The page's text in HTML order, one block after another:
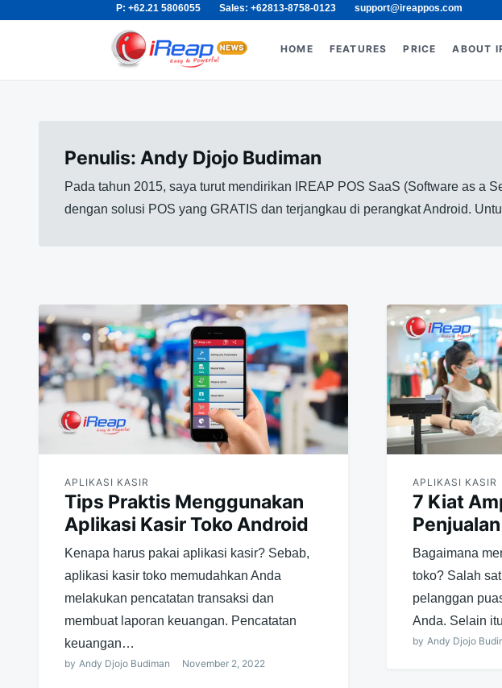
P: +62.21 5806055 Sales: +62813-8758-0123 support@ireappos.com
Search
HOME FEATURES PRICE ABOUT
Penulis: Andy Djojo Budiman
Pada tahun 2015, saya turut mendirikan IREAP POS SaaS (Software as a
dengan solusi POS yang GRATIS dan terjangkau di perangkat Android.
APLIKASI KASIR
Tips Praktis Menggunakan
Aplikasi Kasir Toko Android
Kenapa harus pakai aplikasi kasir? Sebab,
aplikasi kasir toko memudahkan Anda
melakukan pencatatan transaksi dan
membuat laporan keuangan. Pencatatan
keuangan…
by Andy Djojo Budiman November 2, 2022
APLIKASI KASIR
7 Kiat
Bagaimana
toko? Salah
pelanggan
Anda. Selain
by Andy Djojo